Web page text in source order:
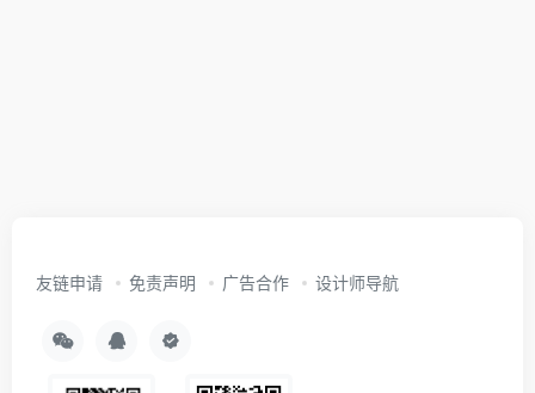
友链申请 免责声明 广告合作 设计师导航